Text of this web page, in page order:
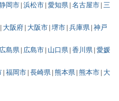
岡市 浜松市 愛知県 名古屋市 三
大阪府 大阪市 堺市 兵庫県 神戸
広島県 広島市 山口県 香川県 愛媛
福岡市 長崎県 熊本県 熊本市 大